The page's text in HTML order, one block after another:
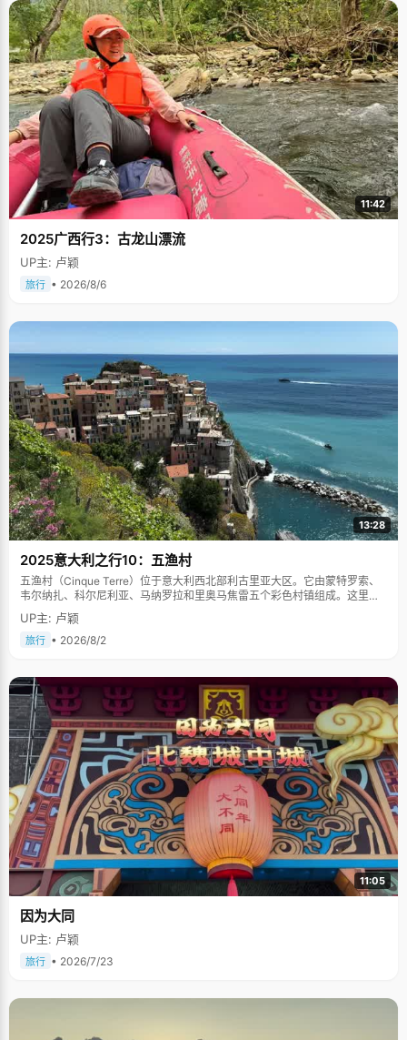
尤其在学习上，从来不让父母操心。"从一二年级开始就对学习很感兴
趣，每天放学后就特别自觉的把作业做好了，也比较有上进心"，妮妮
掩着嘴笑，"那时候特别想戴红领巾，所以学习特别努力，经常考第
一，如愿第一批加入了中国少年先锋队。" 妮妮对于学习的热爱，还体
现在她禁得起各种诱惑。每次吃完饭，同学们相约去逛街，妮妮基本都
不参与，一个人在教室里看书，补习相对较为薄弱的数学。晚上也学得
很晚，爸爸妈妈催好多次，如果还有计划没完成，妮妮也会坚持完成才
睡觉。为保证精力，妮妮开始喝咖啡，"我很喜欢安静的时候，尤其是
晚上，一个人听歌，学习，很享受那个过程。"有付出才会有收获，妮
妮的优异成绩背后是时间和精力的积累。 初中的时候，因为成绩优异，
妮妮考入了西藏内地班，在四川一个中学。经常在家照顾弟弟的经验，
培养了妮妮很强的生活独立能力，一个人在四川将自己的生活学习安排
得井然有条。 心态好很重要 爸爸妈妈对妮妮的学习要求不严格，他们
总是说"只要尽力就好了"，但是在做事的态度上，则要求一定要认真、
谨慎。但是妮妮给自己定了目标，考试成绩没达到要求，就会难过得
说，"她认为胜不骄，败不馁才对"。 经过一次次痛苦被斥的经历后，妮
妮学会了调整自己的心态，"后来我不再给自己定目标了，只要努力学
习，尽力去学就行了。结果成绩变得越来越稳定了。" 高考的前几天，
妮妮仍窝在家里看书，做题。妮妮的爸爸妈妈就拉着妮妮去爬山，每晚
门华表的草坪边，和着我们哼着的歌曲跳了小段藏族舞蹈，优美的身
段，轻盈的舞姿，十分赏心悦目。 跳舞是妮妮的天性也是爱好，她经常
参加舞蹈演出，具备了丰富的舞台经验，面对镜头的时候，她表情非常
自然。她说，这也是当记者的提前历练。 别看妮妮身材纤瘦，跑步确是
一把好手，"以前在学校参加各种田径比赛，基本都是第一名"，妮妮很
骄傲的说，"又一次运动会，我一个人就拿了五套运动服，回去给家人
分都没分完"。 虽然大学生活才刚刚开始，但是妮妮却早已为自己的未
来做好了打算，"毕业后，我想回拉萨，回自己的家乡建设"。不管妮妮
的计划到时候是否能实现，但至少她有这份朴素的心愿，愿意为自己的
理想去努力。说不定，四年后，打开西藏电视台，会出现妮妮那张美丽
可爱的脸。
11:42
2025广西行3：古龙山漂流
UP主: 卢颖
旅行 • 2026/8/6
13:28
2025意大利之行10：五渔村
五渔村（Cinque Terre）位于意大利西北部利古里亚大区。它由蒙特罗索、
韦尔纳扎、科尔尼利亚、马纳罗拉和里奥马焦雷五个彩色村镇组成。这里依
山傍海，房屋色彩斑斓，1997年被列为世界文化遗产。
UP主: 卢颖
旅行 • 2026/8/2
11:05
因为大同
UP主: 卢颖
旅行 • 2026/7/23